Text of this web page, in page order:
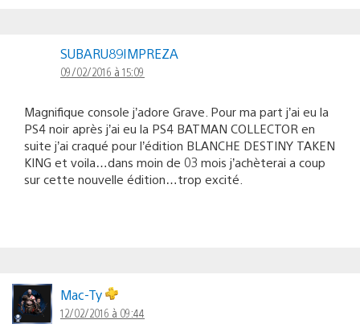
SUBARU89IMPREZA
09/02/2016 à 15:09
Magnifique console j’adore Grave. Pour ma part j’ai eu la
PS4 noir après j’ai eu la PS4 BATMAN COLLECTOR en
suite j’ai craqué pour l’édition BLANCHE DESTINY TAKEN
KING et voila…dans moin de 03 mois j’achèterai a coup
sur cette nouvelle édition…trop excité.
Mac-Ty
12/02/2016 à 09:44